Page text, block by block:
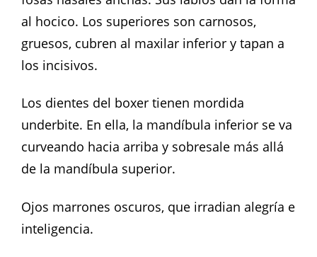
al hocico. Los superiores son carnosos,
gruesos, cubren al maxilar inferior y tapan a
los incisivos.
Los dientes del boxer tienen mordida
underbite. En ella, la mandíbula inferior se va
curveando hacia arriba y sobresale más allá
de la mandíbula superior.
Ojos marrones oscuros, que irradian alegría e
inteligencia.